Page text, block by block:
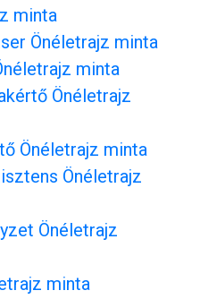
minta
Önéletrajz minta
minta
Önéletrajz
Önéletrajz minta
Önéletrajz
Önéletrajz
minta